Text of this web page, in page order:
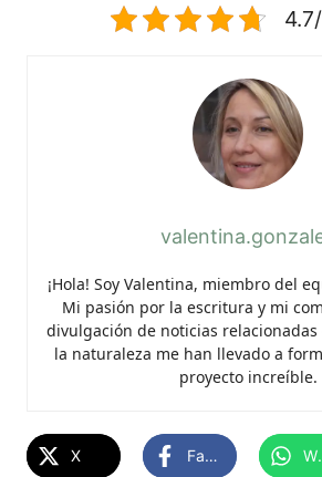
¡Hola! Soy Valentina, miembro del
Mi pasión por la escritura y mi
divulgación de noticias relacionadas
la naturaleza me han llevado a
proyecto increíble.
X Facebook